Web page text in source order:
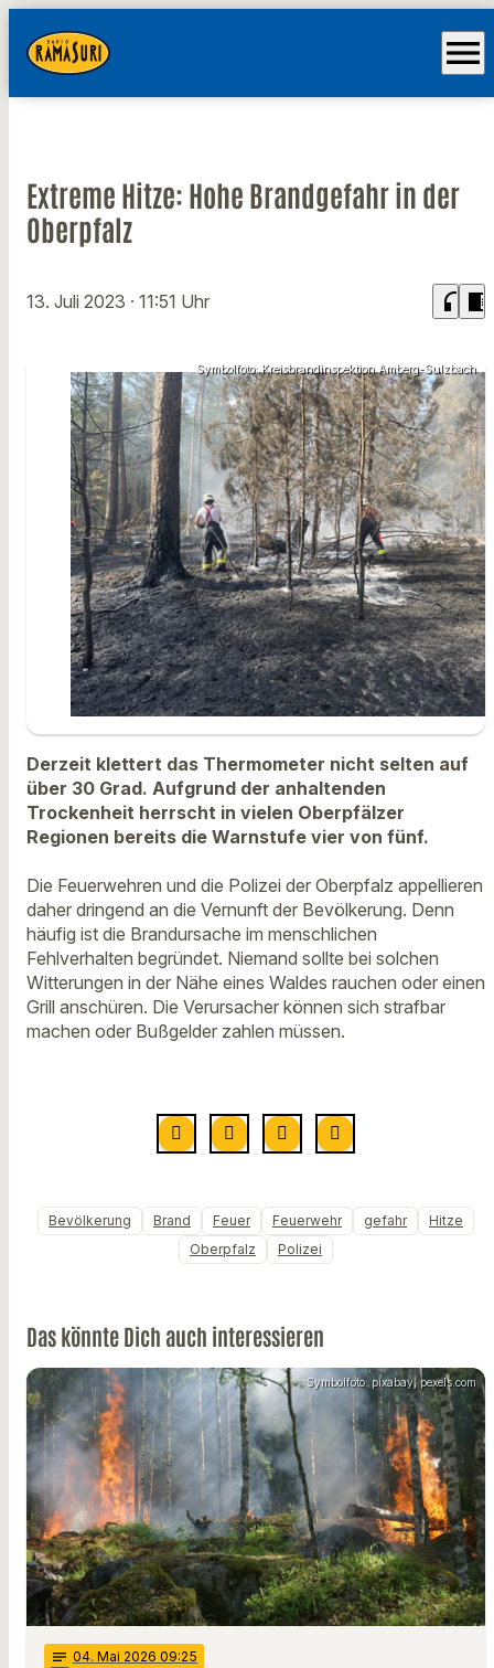
menu
Extreme Hitze: Hohe Brandgefahr in der
Oberpfalz
13. Juli 2023 · 11:51 Uhr headphones chrome_reader_mode
Symbolfoto: Kreisbrandinspektion Amberg-Sulzbach
Derzeit klettert das Thermometer nicht selten auf
über 30 Grad. Aufgrund der anhaltenden
Trockenheit herrscht in vielen Oberpfälzer
Regionen bereits die Warnstufe vier von fünf.
Die Feuerwehren und die Polizei der Oberpfalz appellieren
daher dringend an die Vernunft der Bevölkerung. Denn
häufig ist die Brandursache im menschlichen
Fehlverhalten begründet. Niemand sollte bei solchen
Witterungen in der Nähe eines Waldes rauchen oder einen
Grill anschüren. Die Verursacher können sich strafbar
machen oder Bußgelder zahlen müssen.
Bevölkerung Brand Feuer Feuerwehr gefahr
Hitze
Oberpfalz
Polizei
Das könnte Dich auch interessieren
Symbolfoto: pixabay, pexels.com
notes 04. Mai 2026 09:25